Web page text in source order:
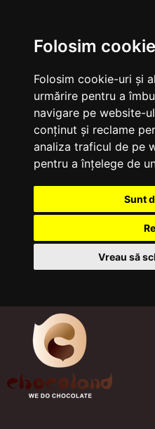
Folosim
Folosim cookie-uri și
urmărire pentru a
navigare pe website-
conținut și reclame
analiza traficul de pe
pentru a înțelege de
Sunt
Vreau să
conținut